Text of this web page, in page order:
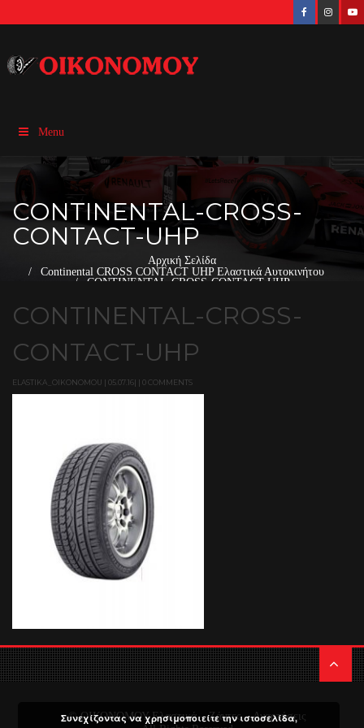
Menu
CONTINENTAL-CROSS-
CONTACT-UHP
Αρχική Σελίδα
Continental CROSS CONTACT UHP Ελαστικά Αυτοκινήτου
CONTINENTAL-CROSS-CONTACT-UHP
CONTINENTAL-CROSS-
CONTACT-UHP
ELASTIKA_OIKONOMOU | 05.07.16| | 0 COMMENTS
© ΟΙΚΟΝΟΜΟΥ Ελαστικά – Ζάντες – Αναρτήσεις
Συνεχίζοντας να χρησιμοποιείτε την ιστοσελίδα,